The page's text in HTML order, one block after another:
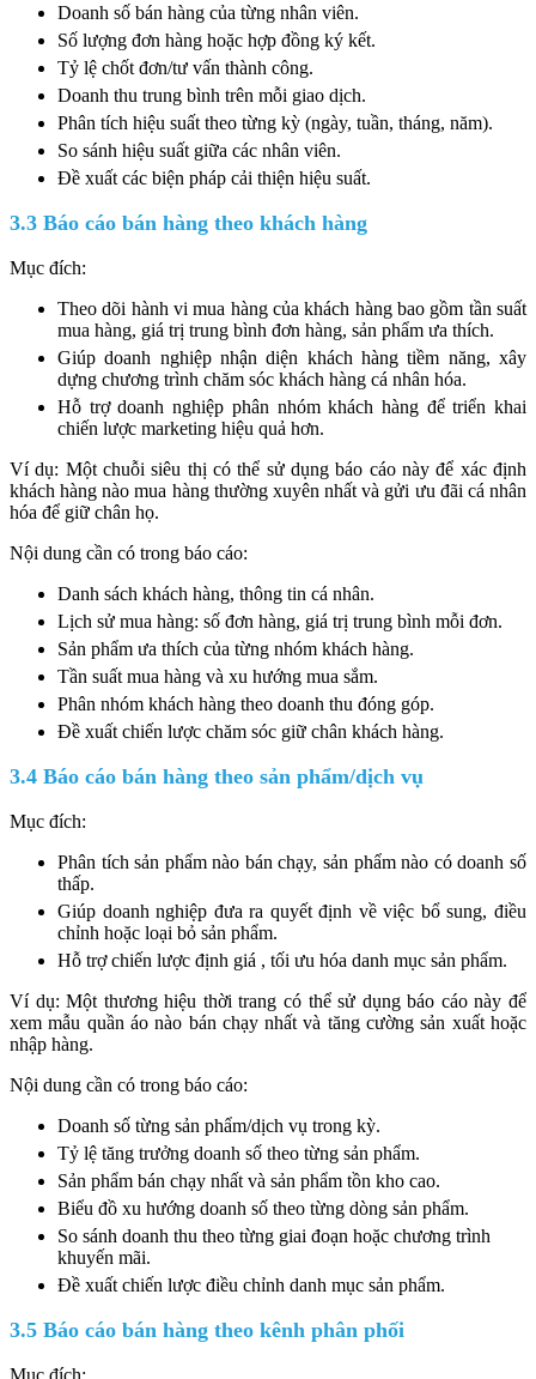
Doanh số bán hàng của từng nhân viên.
Số lượng đơn hàng hoặc hợp đồng ký kết.
Tỷ lệ chốt đơn/tư vấn thành công.
Doanh thu trung bình trên mỗi giao dịch.
Phân tích hiệu suất theo từng kỳ (ngày, tuần, tháng, năm).
So sánh hiệu suất giữa các nhân viên.
Đề xuất các biện pháp cải thiện hiệu suất.
3.3 Báo cáo bán hàng theo khách hàng
Mục đích:
Theo dõi hành vi mua hàng của khách hàng bao gồm tần suất
mua hàng, giá trị trung bình đơn hàng, sản phẩm ưa thích.
Giúp doanh nghiệp nhận diện khách hàng tiềm năng, xây
dựng chương trình chăm sóc khách hàng cá nhân hóa.
Hỗ trợ doanh nghiệp phân nhóm khách hàng để triển khai
chiến lược marketing hiệu quả hơn.
Ví dụ: Một chuỗi siêu thị có thể sử dụng báo cáo này để xác định
khách hàng nào mua hàng thường xuyên nhất và gửi ưu đãi cá nhân
hóa để giữ chân họ.
Nội dung cần có trong báo cáo:
Danh sách khách hàng, thông tin cá nhân.
Lịch sử mua hàng: số đơn hàng, giá trị trung bình mỗi đơn.
Sản phẩm ưa thích của từng nhóm khách hàng.
Tần suất mua hàng và xu hướng mua sắm.
Phân nhóm khách hàng theo doanh thu đóng góp.
Đề xuất chiến lược chăm sóc giữ chân khách hàng.
3.4 Báo cáo bán hàng theo sản phẩm/dịch vụ
Mục đích:
Phân tích sản phẩm nào bán chạy, sản phẩm nào có doanh số
thấp.
Giúp doanh nghiệp đưa ra quyết định về việc bổ sung, điều
chỉnh hoặc loại bỏ sản phẩm.
Hỗ trợ chiến lược định giá , tối ưu hóa danh mục sản phẩm.
Ví dụ: Một thương hiệu thời trang có thể sử dụng báo cáo này để
xem mẫu quần áo nào bán chạy nhất và tăng cường sản xuất hoặc
nhập hàng.
Nội dung cần có trong báo cáo:
Doanh số từng sản phẩm/dịch vụ trong kỳ.
Tỷ lệ tăng trưởng doanh số theo từng sản phẩm.
Sản phẩm bán chạy nhất và sản phẩm tồn kho cao.
Biểu đồ xu hướng doanh số theo từng dòng sản phẩm.
So sánh doanh thu theo từng giai đoạn hoặc chương trình
khuyến mãi.
Đề xuất chiến lược điều chỉnh danh mục sản phẩm.
3.5 Báo cáo bán hàng theo kênh phân phối
Mục đích: